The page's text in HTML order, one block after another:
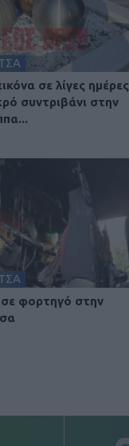
σε λίγες ημέρες
συντριβάνι στην
φορτηγό στην